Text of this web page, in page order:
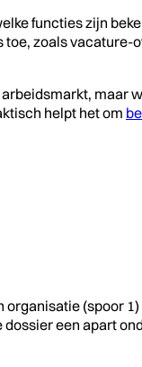
functies zijn
toe, zoals
maar
helpt het om
(spoor
een apart